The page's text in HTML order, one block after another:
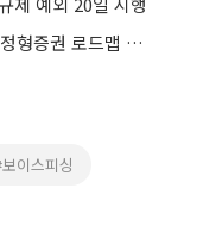
STO 하위법규 예상안, 풀링·거래한도·정형증권 로드맵 제시
이스피싱